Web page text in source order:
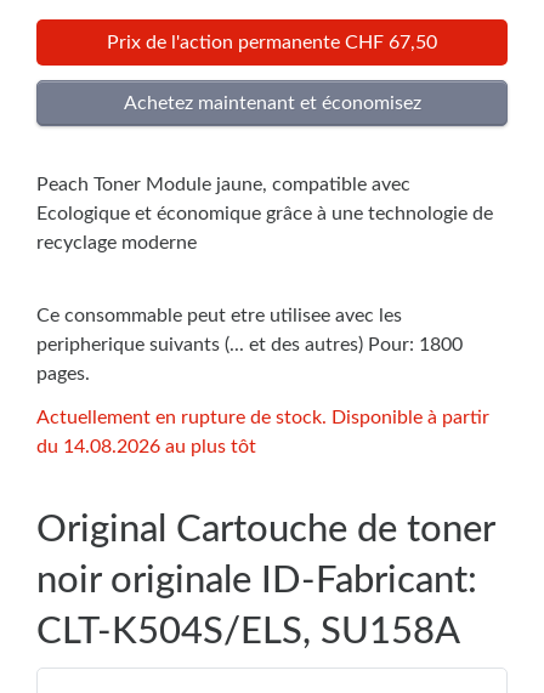
Prix de l'action permanente CHF 67,50
Peach Toner Module jaune, compatible avec
Ecologique et économique grâce à une technologie de
recyclage moderne
Ce consommable peut etre utilisee avec les
peripherique suivants (... et des autres) Pour: 1800
pages.
Actuellement en rupture de stock. Disponible à partir
du 14.08.2026 au plus tôt
Original Cartouche de toner
noir originale ID-Fabricant:
CLT-K504S/ELS, SU158A